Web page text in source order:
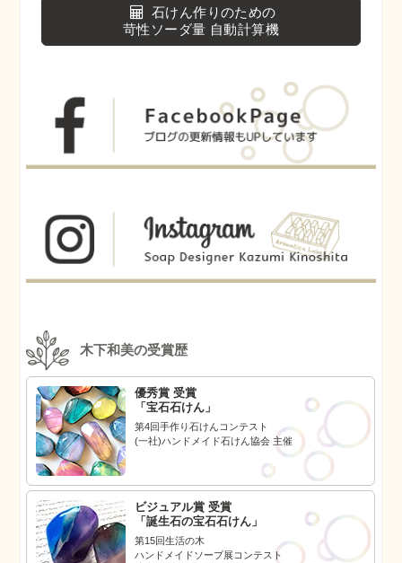
石けん作りのための
苛性ソーダ量 自動計算機
木下和美の受賞歴
優秀賞 受賞
「宝石石けん」
第4回手作り石けんコンテスト
(一社)ハンドメイド石けん協会 主催
ビジュアル賞 受賞
「誕生石の宝石石けん」
第15回生活の木
ハンドメイドソープ展コンテスト